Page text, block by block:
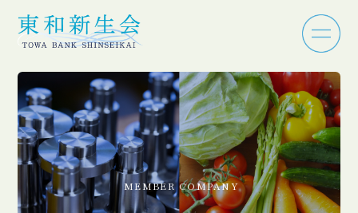
MEMBER COMPANY